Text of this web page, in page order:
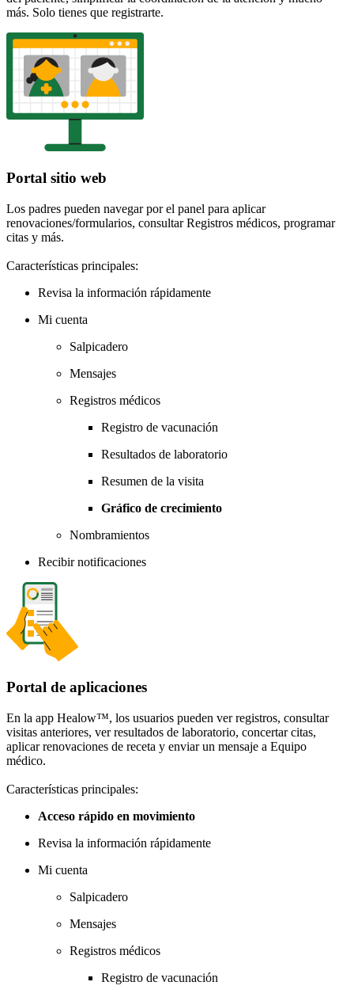
más. Solo tienes que registrarte.
Portal sitio web
Los padres pueden navegar por el panel para aplicar
renovaciones/formularios, consultar Registros médicos, programar
citas y más.
Características principales:
Revisa la información rápidamente
Mi cuenta
Salpicadero
Mensajes
Registros médicos
Registro de vacunación
Resultados de laboratorio
Resumen de la visita
Gráfico de crecimiento
Nombramientos
Recibir notificaciones
Portal de aplicaciones
En la app Healow™, los usuarios pueden ver registros, consultar
visitas anteriores, ver resultados de laboratorio, concertar citas,
aplicar renovaciones de receta y enviar un mensaje a Equipo
médico.
Características principales:
Acceso rápido en movimiento
Revisa la información rápidamente
Mi cuenta
Salpicadero
Mensajes
Registros médicos
Registro de vacunación